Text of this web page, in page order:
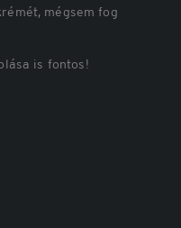
mégsem fog
is fontos!